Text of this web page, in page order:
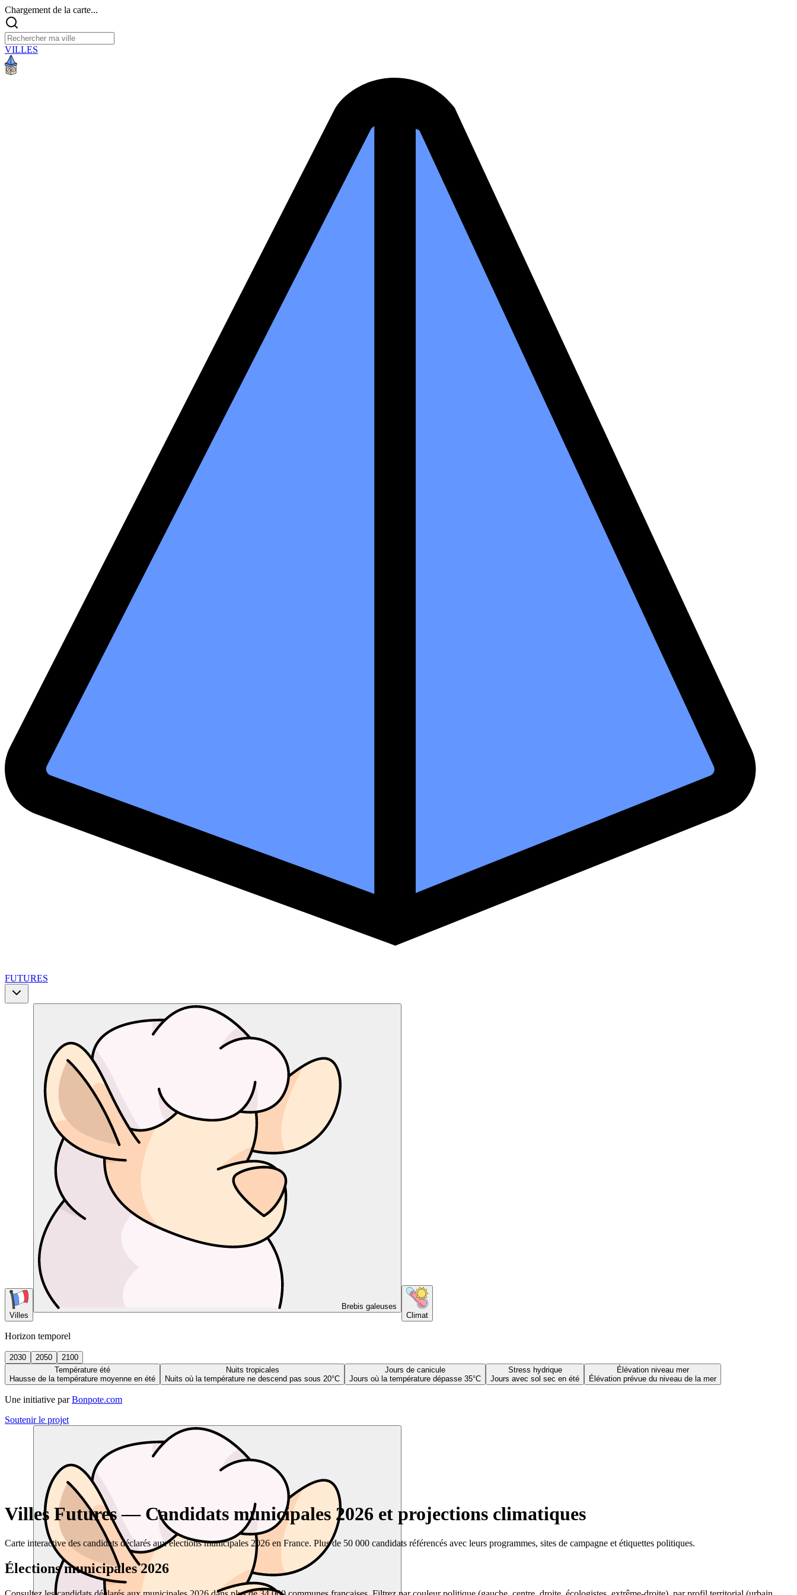
Chargement de la carte...
VILLES
FUTURES
Villes
Brebis galeuses
Climat
Horizon temporel
2030 2050
2100
Température été
Hausse de la température moyenne en été
Nuits tropicales
Nuits où la température ne descend pas sous 20°C
Jours de canicule
Jours où la température dépasse 35°C
Stress hydrique
Jours avec sol sec en été
Élévation niveau mer
Élévation prévue du niveau de la mer
Une initiative par Bonpote.com
Soutenir le projet
Villes Futures — Candidats municipales 2026 et projections climatiques
Carte interactive des candidats déclarés aux élections municipales 2026 en France. Plus de 50 000 candidats référencés avec leurs programmes, sites de campagne et étiquettes politiques.
Élections municipales 2026